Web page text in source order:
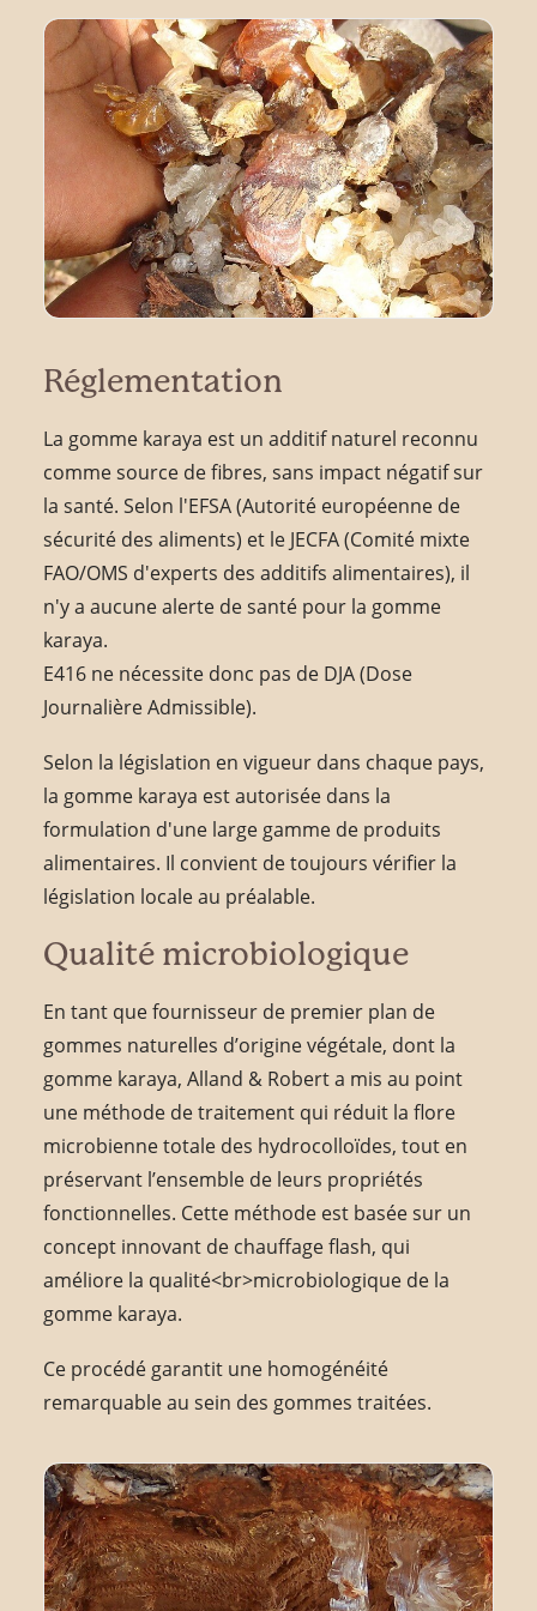
Réglementation
La gomme karaya est un additif naturel reconnu
comme source de fibres, sans impact négatif sur
la santé. Selon l'EFSA (Autorité européenne de
sécurité des aliments) et le JECFA (Comité mixte
FAO/OMS d'experts des additifs alimentaires), il
n'y a aucune alerte de santé pour la gomme
karaya.
E416 ne nécessite donc pas de DJA (Dose
Journalière Admissible).
Selon la législation en vigueur dans chaque pays,
la gomme karaya est autorisée dans la
formulation d'une large gamme de produits
alimentaires. Il convient de toujours vérifier la
législation locale au préalable.
Qualité microbiologique
En tant que fournisseur de premier plan de
gommes naturelles d’origine végétale, dont la
gomme karaya, Alland & Robert a mis au point
une méthode de traitement qui réduit la flore
microbienne totale des hydrocolloïdes, tout en
préservant l’ensemble de leurs propriétés
fonctionnelles. Cette méthode est basée sur un
concept innovant de chauffage flash, qui
améliore la qualité<br>microbiologique de la
gomme karaya.
Ce procédé garantit une homogénéité
remarquable au sein des gommes traitées.